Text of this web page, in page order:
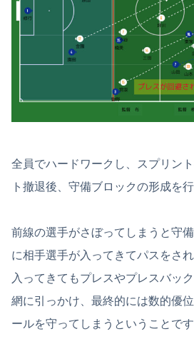
全員でハードワークし、スプリン
ト撤退後、守備ブロックの形成を行
前線の選手がさぼってしまうと守
に相手選手が入ってきてパスをさ
入ってきてもプレスやプレスバッ
網に引っかけ、最終的には数的優
ールを守ってしまうということです